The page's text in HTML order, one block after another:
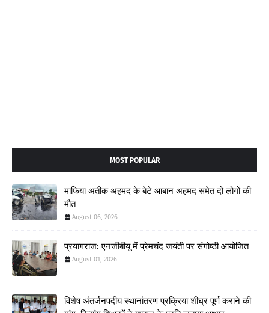
MOST POPULAR
माफिया अतीक अहमद के बेटे आबान अहमद समेत दो लोगों की
मौत
August 06, 2026
प्रयागराज: एनजीबीयू में प्रेमचंद जयंती पर संगोष्ठी आयोजित
August 01, 2026
विशेष अंतर्जनपदीय स्थानांतरण प्रक्रिया शीघ्र पूर्ण कराने की